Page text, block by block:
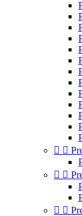
 
 
 